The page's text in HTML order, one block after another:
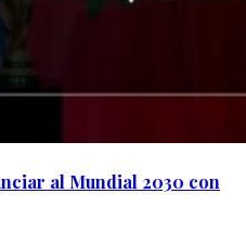
al Mundial 2030 con